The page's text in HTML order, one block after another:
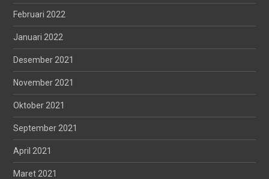
Februari 2022
Januari 2022
Desember 2021
November 2021
Oktober 2021
September 2021
April 2021
Maret 2021